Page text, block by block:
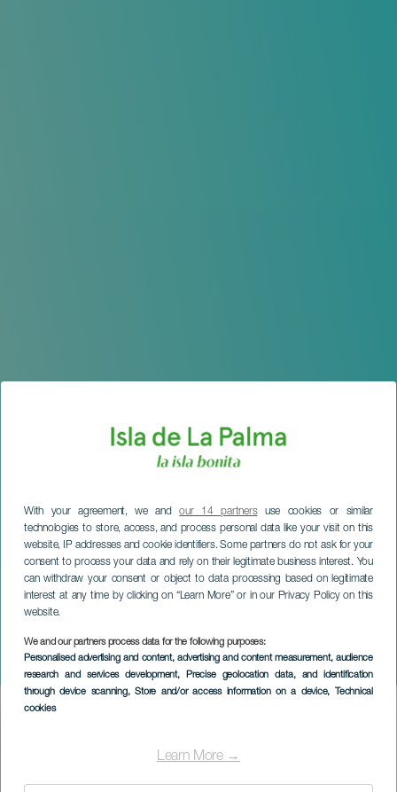
With your agreement, we andour 14 partnersuse cookies or similar
technologies to store, access, and process personal data like your visit on this
website, IP addresses and cookie identifiers. Some partners do not ask for your
consent to process your data and rely on their legitimate business interest. You
can withdraw your consent or object to data processing based on legitimate
interest at any time by clicking on “Learn More” or in our Privacy Policy on this
website.
We and our partners process data for the following purposes:
Personalised advertising and content, advertising and content measurement, audience
research and services development, Precise geolocation data, and identification
through device scanning, Store and/or access information on a device, Technical
cookies
Learn More →
Julmarknaden i Tijarafe
LA PALMA
Imagen